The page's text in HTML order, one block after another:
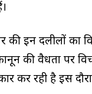
की इन दलीलों का
कानून की वैधता
कर रही है इस